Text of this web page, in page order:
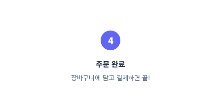
주문 완료
장바구니에 담고 결제하면 끝!